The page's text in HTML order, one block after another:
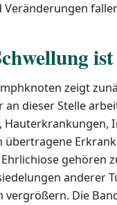
zeigt
an dieser Stelle
Hauterkrankungen,
übertragene
gehören
anderer
vergrößern. Die